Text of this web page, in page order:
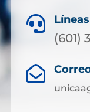

(601)
